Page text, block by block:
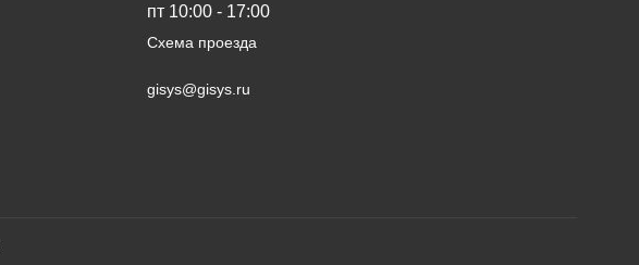
пт 10:00 - 17:00
Схема проезда
gisys@gisys.ru